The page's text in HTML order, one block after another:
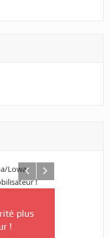
plus
!